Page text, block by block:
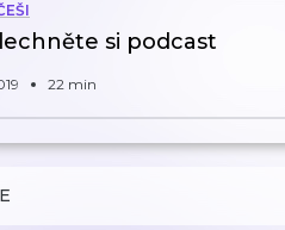
si podcast
22 min